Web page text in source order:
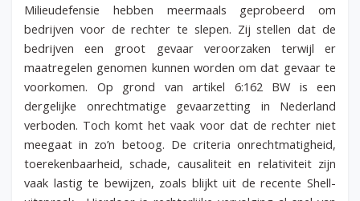
Milieudefensie hebben meermaals geprobeerd om
bedrijven voor de rechter te slepen. Zij stellen dat de
bedrijven een groot gevaar veroorzaken terwijl er
maatregelen genomen kunnen worden om dat gevaar te
voorkomen. Op grond van artikel 6:162 BW is een
dergelijke onrechtmatige gevaarzetting in Nederland
verboden. Toch komt het vaak voor dat de rechter niet
meegaat in zo’n betoog. De criteria onrechtmatigheid,
toerekenbaarheid, schade, causaliteit en relativiteit zijn
vaak lastig te bewijzen, zoals blijkt uit de recente Shell-